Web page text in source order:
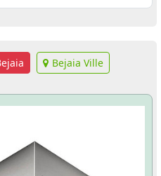
Bejaia Ville